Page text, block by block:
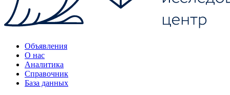
Объявления
О нас
Аналитика
Справочник
База данных